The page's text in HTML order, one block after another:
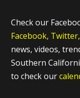
Check our
Facebook, Twitter,
news, videos,
Southern
to check our